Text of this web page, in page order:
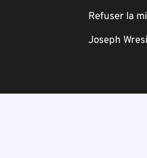
Refuser la
Joseph